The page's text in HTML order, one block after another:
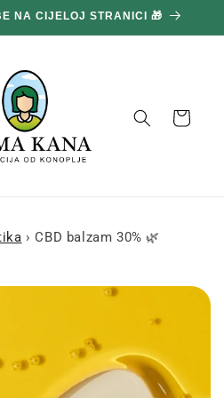
NA CIJELOJ STRANICI 🎁
Košara
› CBD balzam 30% 🌿